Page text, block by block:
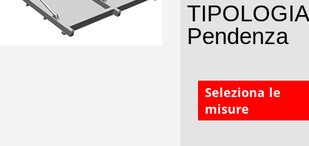
Pendenza
Seleziona le
misure